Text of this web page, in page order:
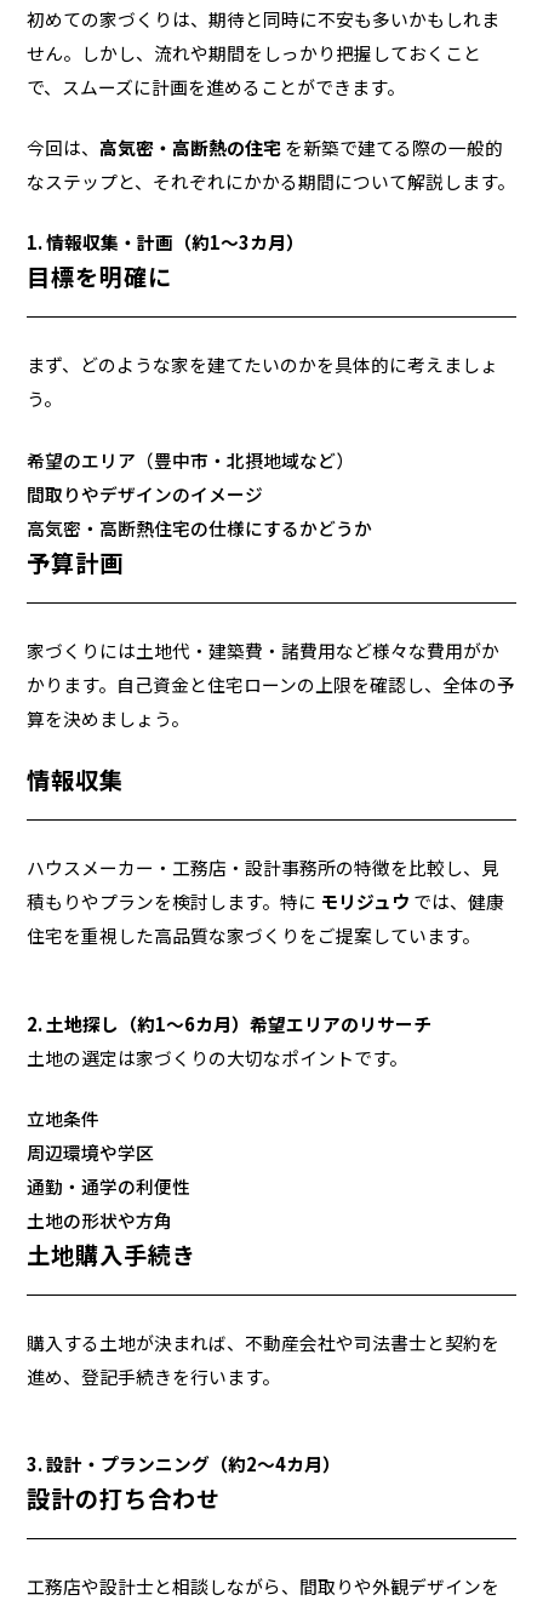
初めての家づくりは、期待と同時に不安も多いかもしれま
せん。しかし、流れや期間をしっかり把握しておくこと
で、スムーズに計画を進めることができます。
今回は、高気密・高断熱の住宅を新築で建てる際の一般的
なステップと、それぞれにかかる期間について解説します。
1. 情報収集・計画（約1～3カ月）
目標を明確に
まず、どのような家を建てたいのかを具体的に考えましょ
う。
希望のエリア（豊中市・北摂地域など）
間取りやデザインのイメージ
高気密・高断熱住宅の仕様にするかどうか
予算計画
家づくりには土地代・建築費・諸費用など様々な費用がか
かります。自己資金と住宅ローンの上限を確認し、全体の予
算を決めましょう。
情報収集
ハウスメーカー・工務店・設計事務所の特徴を比較し、見
積もりやプランを検討します。特に モリジュウ では、健康
住宅を重視した高品質な家づくりをご提案しています。
2. 土地探し（約1～6カ月）希望エリアのリサーチ
土地の選定は家づくりの大切なポイントです。
立地条件
周辺環境や学区
通勤・通学の利便性
土地の形状や方角
土地購入手続き
購入する土地が決まれば、不動産会社や司法書士と契約を
進め、登記手続きを行います。
3. 設計・プランニング（約2～4カ月）
設計の打ち合わせ
工務店や設計士と相談しながら、間取りや外観デザインを